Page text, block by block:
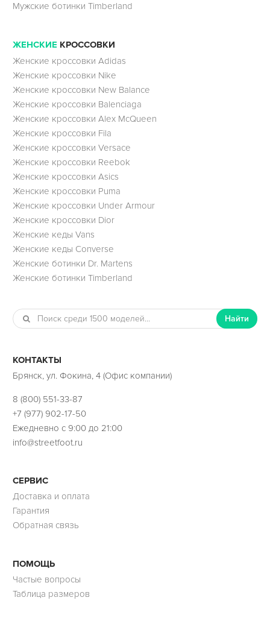
Мужские ботинки Timberland
ЖЕНСКИЕ КРОССОВКИ
Женские кроссовки Adidas
Женские кроссовки Nike
Женские кроссовки New Balance
Женские кроссовки Balenciaga
Женские кроссовки Alex McQueen
Женские кроссовки Fila
Женские кроссовки Versace
Женские кроссовки Reebok
Женские кроссовки Asics
Женские кроссовки Puma
Женские кроссовки Under Armour
Женские кроссовки Dior
Женские кеды Vans
Женские кеды Converse
Женские ботинки Dr. Martens
Женские ботинки Timberland
Найти
КОНТАКТЫ
Брянск, ул. Фокина, 4 (Офис компании)
8 (800) 551-33-87
+7 (977) 902-17-50
Ежедневно с 9:00 до 21:00
info@streetfoot.ru
СЕРВИС
Доставка и оплата
Гарантия
Обратная связь
ПОМОЩЬ
Частые вопросы
Таблица размеров